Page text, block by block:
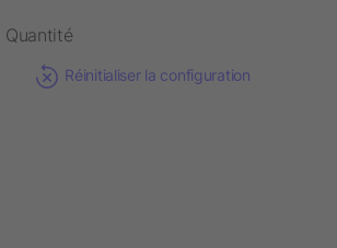
Quantité
Réinitialiser la configuration